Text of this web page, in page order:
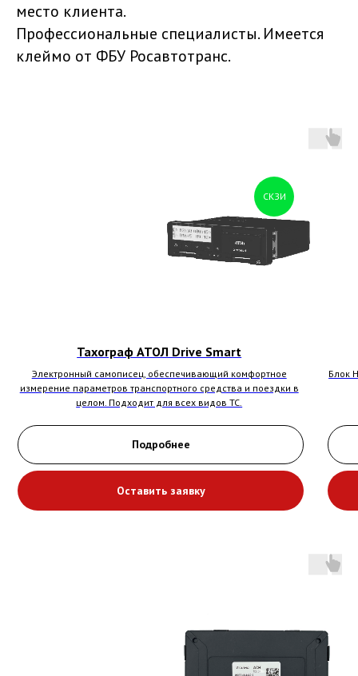
место клиента.
Профессиональные специалисты. Имеется
клеймо от ФБУ Росавтотранс.
СКЗИ
Тахограф АТОЛ Drive Smart
Электронный самописец, обеспечивающий комфортное
измерение параметров транспортного средства и поездки в
целом. Подходит для всех видов ТС.
Подробнее
Оставить заявку
Блок